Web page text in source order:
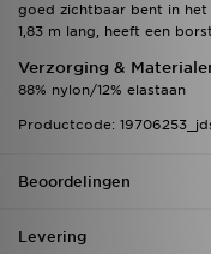
goed zichtbaar bent in het
1,83 m lang, heeft een
Verzorging &
88% nylon/12% elastaan
Productcode:
Beoordelingen
Levering